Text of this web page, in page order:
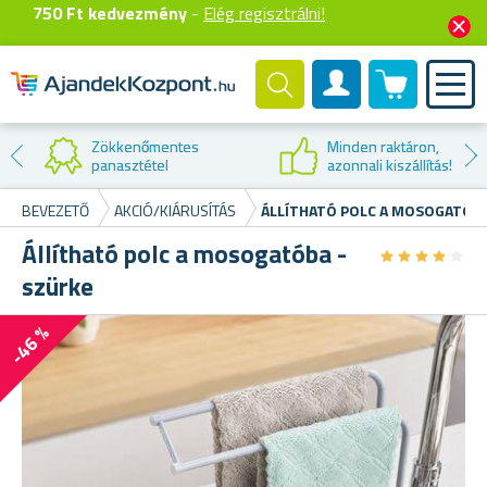
750 Ft kedvezmény - Elég regisztrálni!
Felhasználók fiók
0 termék
Kedvezmény az
első vásárláskor
BEVEZETŐ AKCIÓ/KIÁRUSÍTÁS ÁLLÍTHATÓ POLC A
Állítható polc a mosogatóba -
szürke
★★★★
★★★★
-46 %